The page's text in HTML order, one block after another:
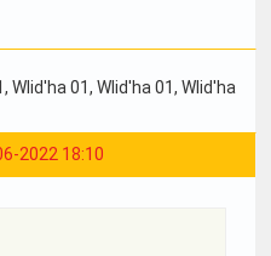
, Wlid'ha 01, Wlid'ha 01, Wlid'ha
2022 18:10